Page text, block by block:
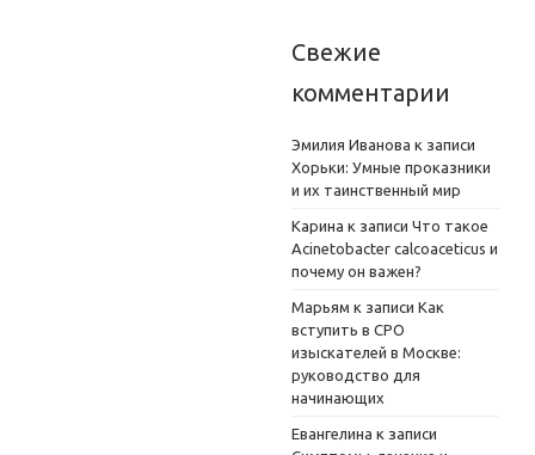
Свежие
комментарии
Эмилия Иванова к записи
Хорьки: Умные проказники
и их таинственный мир
Карина к записи Что такое
Acinetobacter calcoaceticus и
почему он важен?
Марьям к записи Как
вступить в СРО
изыскателей в Москве:
руководство для
начинающих
Евангелина к записи